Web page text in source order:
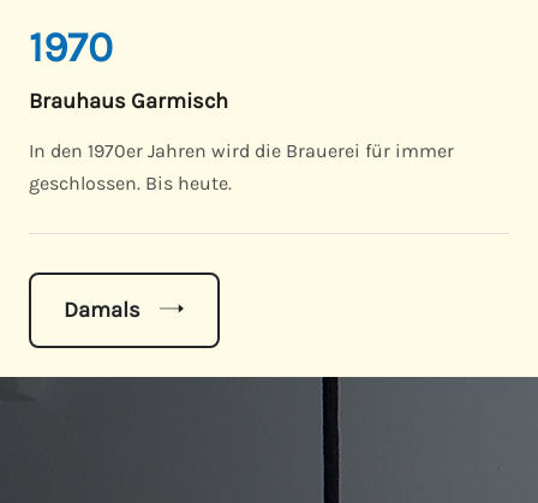
1970
Brauhaus Garmisch
In den 1970er Jahren wird die Brauerei für immer
geschlossen. Bis heute.
Damals